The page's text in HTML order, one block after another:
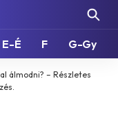
E-É F G-Gy
álmodni? – Részletes